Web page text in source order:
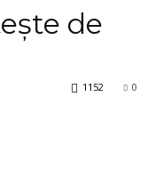
de
0
1152